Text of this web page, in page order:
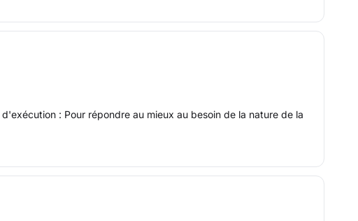
: Pour répondre au mieux au besoin de la nature de la